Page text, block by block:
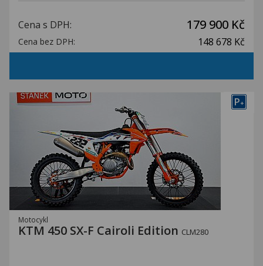
Cena s DPH: 179 900 Kč
Cena bez DPH: 148 678 Kč
P+
Motocykl
KTM 450 SX-F Cairoli Edition CLM280